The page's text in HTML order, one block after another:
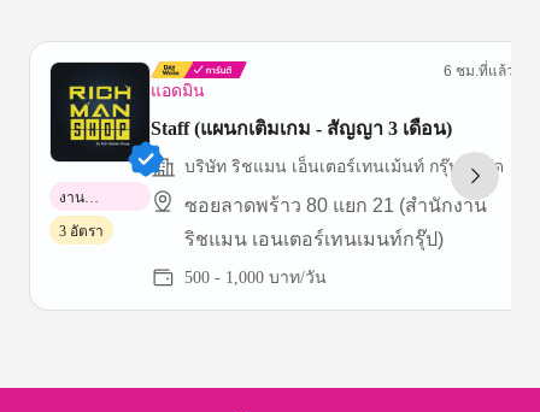
แอดมิน
6 ชม.ที่แล้ว
Staff (แผนกเติมเกม - สัญญา 3 เดือน)
บริษัท ริชแมน เอ็นเตอร์เทนเม้นท์ กรุ๊ป จำกัด
ซอยลาดพร้าว 80 แยก 21 (สำนักงาน
ริชแมน เอนเตอร์เทนเมนท์กรุ๊ป)
500 - 1,000 บาท/วัน
งาน
พาร์ทไทม์
3 อัตรา
of